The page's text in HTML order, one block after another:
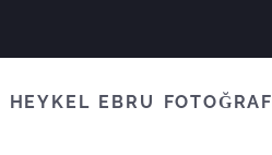
HEYKEL EBRU FOTOĞRAF